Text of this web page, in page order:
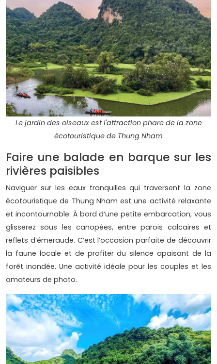
Le jardin des oiseaux est l'attraction phare de la zone
écotouristique de Thung Nham
Faire une balade en barque sur les
rivières paisibles
Naviguer sur les eaux tranquilles qui traversent la zone
écotouristique de Thung Nham est une activité relaxante
et incontournable. À bord d’une petite embarcation, vous
glisserez sous les canopées, entre parois calcaires et
reflets d’émeraude. C’est l’occasion parfaite de découvrir
la faune locale et de profiter du silence apaisant de la
forêt inondée. Une activité idéale pour les couples et les
amateurs de photo.